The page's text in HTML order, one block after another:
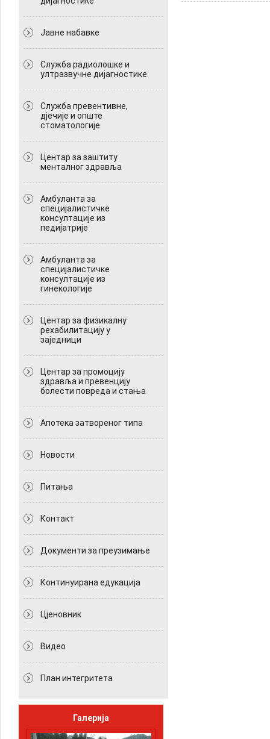
Јавне набавке
Служба радиолошке и
ултразвучне дијагностике
Служба превентивне,
дјечије и опште
стоматологије
Центар за заштиту
менталног здравља
Амбуланта за
специјалистичке
консултације из
педијатрије
Амбуланта за
специјалистичке
консултације из
гинекологије
Центар за физикалну
рехабилитацију у
заједници
Центар за промоцију
здравља и превенцију
болести повреда и стања
Апотека затвореног типа
Новости
Питања
Контакт
Документи за преузимање
Континуирана едукација
Цјеновник
Видео
План интегритета
Галерија